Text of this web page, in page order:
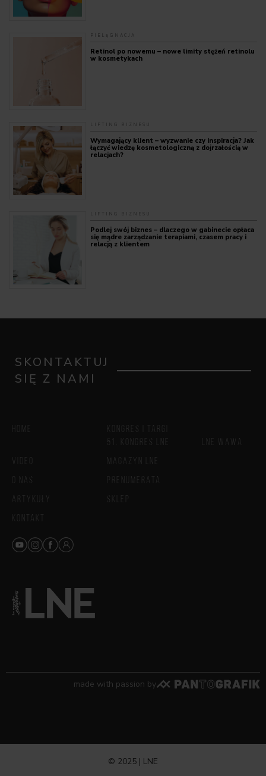
PIELĘGNACJA
Retinol po nowemu – nowe limity stężeń retinolu
w kosmetykach
LIFTING BIZNESU
Wymagający klient – wyzwanie czy inspiracja? Jak
łączyć wiedzę kosmetologiczną z dojrzałością w
relacjach?
LIFTING BIZNESU
Podlej swój biznes – dlaczego w gabinecie opłaca
się mądre zarządzanie terapiami, czasem pracy i
relacją z klientem
SKONTAKTUJ
SIĘ Z NAMI
KONGRES I TARGI
51. KONGRES LNE
LNE WAWA
VIDEO
MAGAZYN LNE
O NAS
PRENUMERATA
ARTYKUŁY
SKLEP
made with passion by
© 2025 | LNE